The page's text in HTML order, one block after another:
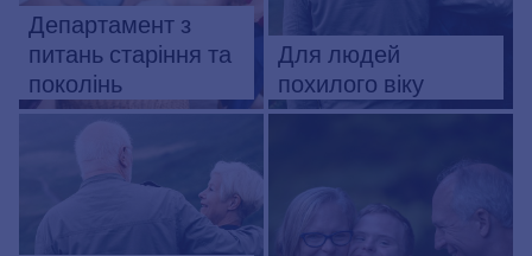
Департамент з
питань старіння та
поколінь
Для людей
похилого віку